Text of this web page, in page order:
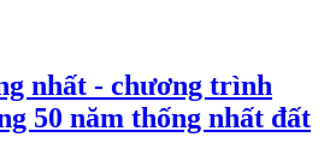
nhất - chương trình
50 năm thống nhất đất